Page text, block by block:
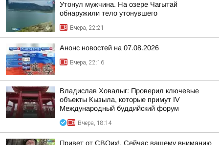
Утонул мужчина. На озере Чагытай
обнаружили тело утонувшего
Вчера, 22:21
Анонс новостей на 07.08.2026
Вчера, 22:16
Владислав Ховалыг: Проверил ключевые
объекты Кызыла, которые примут IV
Международный буддийский форум
Вчера, 18:14
Привет от СВОих!. Сейчас вашему вниманию